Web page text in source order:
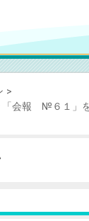
会報 №６１」